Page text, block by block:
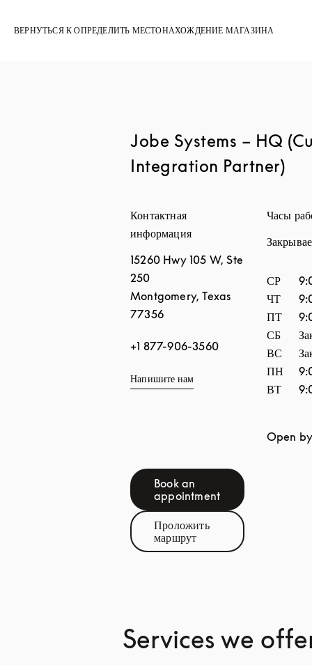
ВЕРНУТЬСЯ К ОПРЕДЕЛИТЬ МЕСТОНАХОЖДЕНИЕ МАГАЗИНА
Jobe Systems – HQ
Integration Partner)
Контактная
информация
15260 Hwy 105 W, Ste
250
Montgomery, Texas
77356
+1 877-906-3560
Напишите нам
Book an
appointmentLink Opens in New Tab
Проложить
маршрутLink Opens in New Tab
Часы
День
СР
ЧТ
ПТ
СБ
ВС
ПН
ВТ
Open
Services we